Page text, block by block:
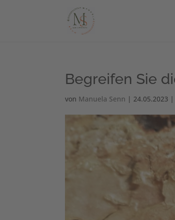
Begreifen Sie
von Manuela Senn | 24.05.2023 |